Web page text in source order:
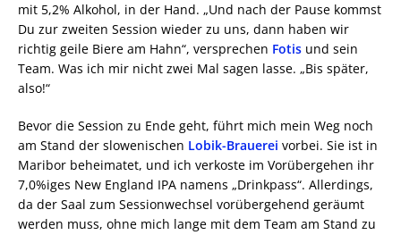
mit 5,2% Alkohol, in der Hand. „Und nach der Pause kommst
Du zur zweiten Session wieder zu uns, dann haben wir
richtig geile Biere am Hahn“, versprechen Fotis und sein
Team. Was ich mir nicht zwei Mal sagen lasse. „Bis später,
also!“
Bevor die Session zu Ende geht, führt mich mein Weg noch
am Stand der slowenischen Lobik-Brauerei vorbei. Sie ist in
Maribor beheimatet, und ich verkoste im Vorübergehen ihr
7,0%iges New England IPA namens „Drinkpass“. Allerdings,
da der Saal zum Sessionwechsel vorübergehend geräumt
werden muss, ohne mich lange mit dem Team am Stand zu